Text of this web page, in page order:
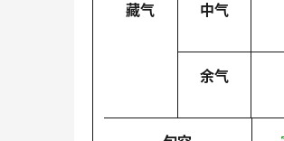
藏气 中气
余气